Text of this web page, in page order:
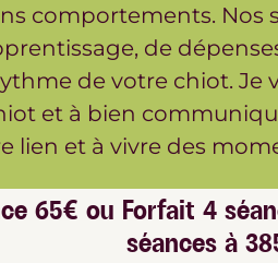
comportements. Nos
de
de votre chiot. Je
et à bien
lien et à vivre des
65€ ou Forfait 4
séances à